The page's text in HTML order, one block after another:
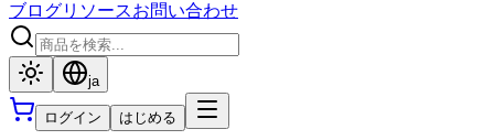
ブログリソースお問い合わせ
ja
ログイン はじめる